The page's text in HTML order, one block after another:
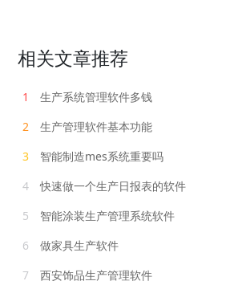
相关文章推荐
1
生产系统管理软件多钱
2
生产管理软件基本功能
3
智能制造mes系统重要吗
4
快速做一个生产日报表的软件
5
智能涂装生产管理系统软件
6
做家具生产软件
7
西安饰品生产管理软件